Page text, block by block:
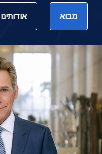
מבוא אודותינו